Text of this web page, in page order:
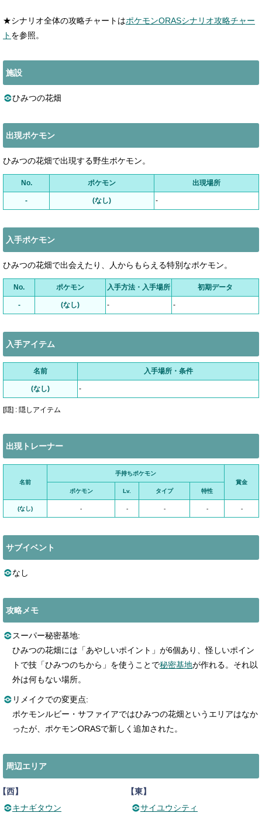
★シナリオ全体の攻略チャートはポケモンORASシナリオ攻略チャー
ト を参照。
施設
ひみつの花畑
出現ポケモン
ひみつの花畑で出現する野生ポケモン。
No. ポケモン 出現場所
- (なし) -
入手ポケモン
ひみつの花畑で出会えたり、人からもらえる特別なポケモン。
No. ポケモン 入手方法・入手場所 初期データ
- (なし) - -
入手アイテム
名前 入手場所・条件
(なし) -
[隠] : 隠しアイテム
出現トレーナー
名前
手持ちポケモン
賞金
ポケモン
Lv. タイプ 特性
(なし) - - - - -
サブイベント
なし
攻略メモ
スーパー秘密基地:
ひみつの花畑には「あやしいポイント」が6個あり、怪しいポイン
トで技「ひみつのちから」を使うことで秘密基地が作れる。それ以
外は何もない場所。
リメイクでの変更点:
ポケモンルビー・サファイアではひみつの花畑というエリアはなか
ったが、ポケモンORASで新しく追加された。
周辺エリア
西】
キナギタウン
【東】
サイユウシティ